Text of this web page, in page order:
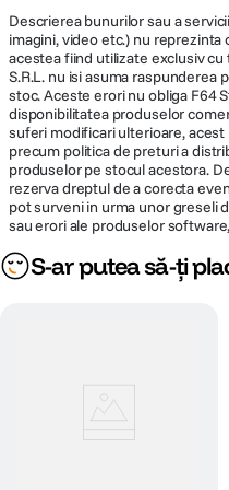
Mac + iPhone
Daca iti place iPhone, o sa iti placa
fel de usor de utilizat ca iPhone-
pentru a vedea si controla
iPhone pentru a-l lipi pe Mac sau
— cand folosesti Mac impreuna
perfect, ca prin magie.
True Tone
Rezolutie 2560 x
MEMORIE
Capacitate
memorie
16 GB
HARD DISK
Descrierea bunurilor sau a
imagini, video etc.) nu
acestea fiind utilizate exclusiv
S.R.L. nu isi asuma
stoc. Aceste erori nu obliga F64
disponibilitatea produselor
suferi modificari ulterioare,
precum politica de preturi a
produselor pe stocul acestora.
rezerva dreptul de a corecta
pot surveni in urma unor greseli
sau erori ale produselor
S-ar putea să-ți